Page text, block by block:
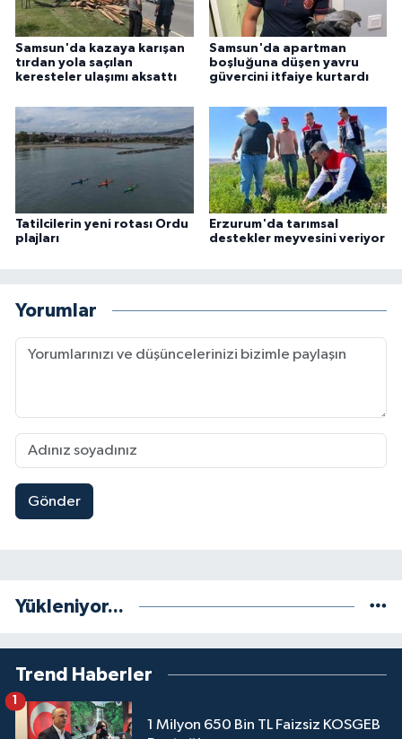
Samsun'da kazaya karışan
tırdan yola saçılan
keresteler ulaşımı aksattı
Samsun'da apartman
boşluğuna düşen yavru
güvercini itfaiye kurtardı
Tatilcilerin yeni rotası Ordu
plajları
Erzurum'da tarımsal
destekler meyvesini veriyor
Yorumlar
Gönder
Yükleniyor...
Trend Haberler
1 Milyon 650 Bin TL Faizsiz KOSGEB